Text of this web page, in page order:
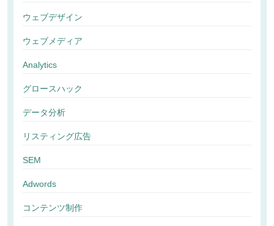
ウェブデザイン
ウェブメディア
Analytics
グロースハック
データ分析
リスティング広告
SEM
Adwords
コンテンツ制作